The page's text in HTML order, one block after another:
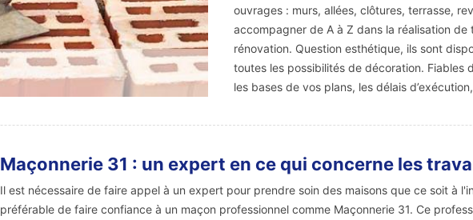
ouvrages : murs, allées, clôtures, terrasse,
accompagner de A à Z dans la réalisation
rénovation. Question esthétique, ils sont
toutes les possibilités de décoration. Fiables
les bases de vos plans, les délais
Maçonnerie 31 : un expert en ce qui concerne les
Il est nécessaire de faire appel à un expert pour prendre soin des maisons que ce soit à
préférable de faire confiance à un maçon professionnel comme Maçonnerie 31. Ce